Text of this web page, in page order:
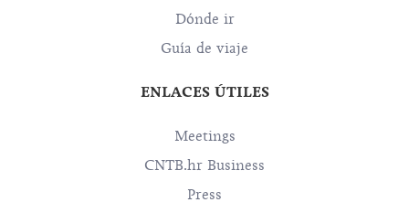
Dónde ir
Guía de viaje
ENLACES ÚTILES
Meetings
CNTB.hr Business
Press